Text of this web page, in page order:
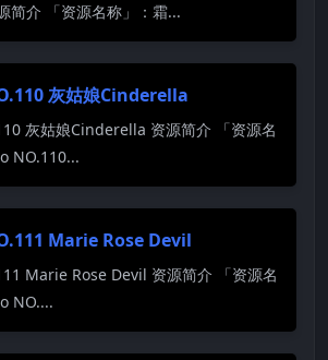
简介 「资源名称」：霜...
灰姑娘Cinderella
灰姑娘Cinderella 资源简介 「资源名
NO.110...
Marie Rose Devil
Marie Rose Devil 资源简介 「资源名
NO....